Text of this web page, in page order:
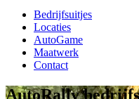
Bedrijfsuitjes
Locaties
AutoGame
Maatwerk
Contact
AutoRally